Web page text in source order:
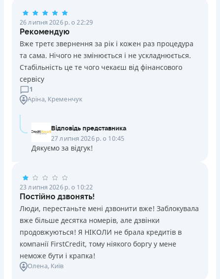
Погашення
Оплата на розрахунковий рахунок
Онлайн (через сайт або інтернет-банкінг)
Через термінали Приватбанку
Через термінали самообслуговування
Ліцензія НБУ
Ліцензія переоформлена 14.03.2024 р.
Вся інформація про кредит
ОТРИМАТИ ПОЗИКУ
26 липня 2026 р. о 22:29
Рекомендую
Вже третє звернення за рік і кожен раз процедура
та сама. Нічого не змінюється і не ускладнюється.
Стабільність це те чого чекаєш від фінансового
сервісу
1
Аріна, Кременчук
Відповідь представника
27 липня 2026 р. о 10:45
Дякуємо за відгук!
23 липня 2026 р. о 10:22
Постійно дзвонять!
Люди, перестаньте мені дзвонити вже! Заблокувала
вже більше десятка номерів, але дзвінки
продовжуються! Я НІКОЛИ не брала кредитів в
компанії FirstCredit, тому ніякого боргу у мене
неможе бути і крапка!
Олена, Київ